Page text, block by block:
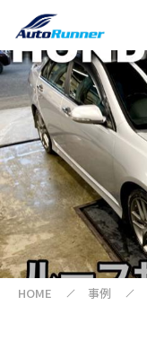
HOME 事例